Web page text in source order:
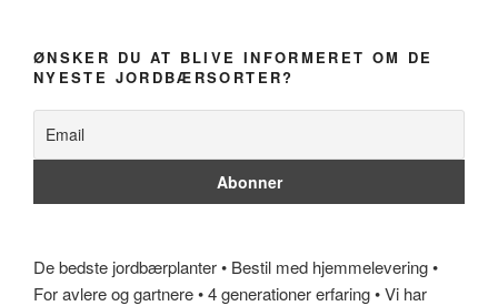
ØNSKER DU AT BLIVE INFORMERET OM DE
NYESTE JORDBÆRSORTER?
De bedste jordbærplanter • Bestil med hjemmelevering •
For avlere og gartnere • 4 generationer erfaring • Vi har